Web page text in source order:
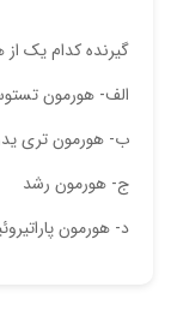
گيرنده كدام يك از
الف- هورمون
ب- هورمون تري
ج- هورمون رشد
د- هورمون